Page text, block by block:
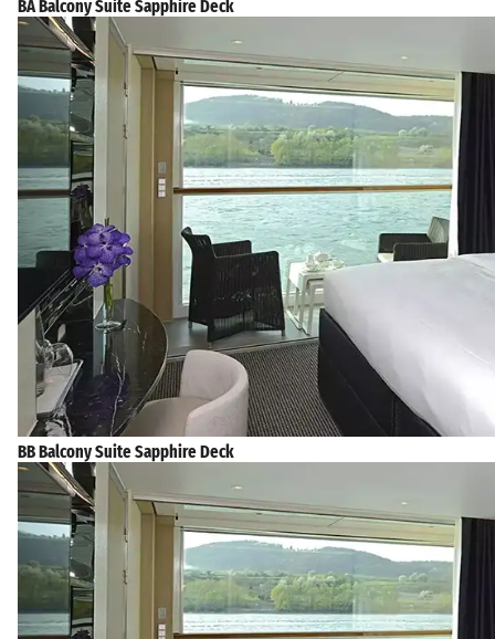
BA Balcony Suite Sapphire Deck
BB Balcony Suite Sapphire Deck